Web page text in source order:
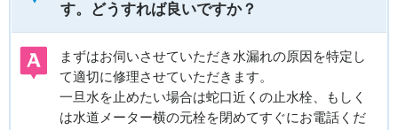
す。どうすれば良いですか？
まずはお伺いさせていただき水漏れの原因を特定し
て適切に修理させていただきます。
一旦水を止めたい場合は蛇口近くの止水栓、もしく
は水道メーター横の元栓を閉めてすぐにお電話くだ